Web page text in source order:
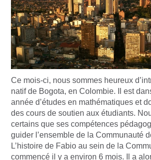
Ce mois-ci, nous sommes heureux
natif de Bogota, en Colombie. Il est
année d’études en mathématiques et
des cours de soutien aux étudiants.
certains que ses compétences
guider l’ensemble de la Communauté
L’histoire de Fabio au sein de la
commencé il y a environ 6 mois. Il a